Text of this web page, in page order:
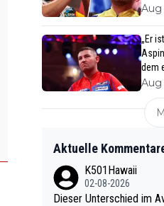
Aug
„Er
dem
Aug
Aktuelle
K501Hawaii
02-08-2026
Dieser Unterschied im Average